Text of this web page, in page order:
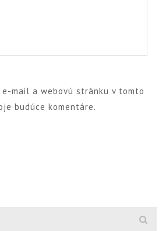
e-mail a webovú stránku v tomto
budúce komentáre.